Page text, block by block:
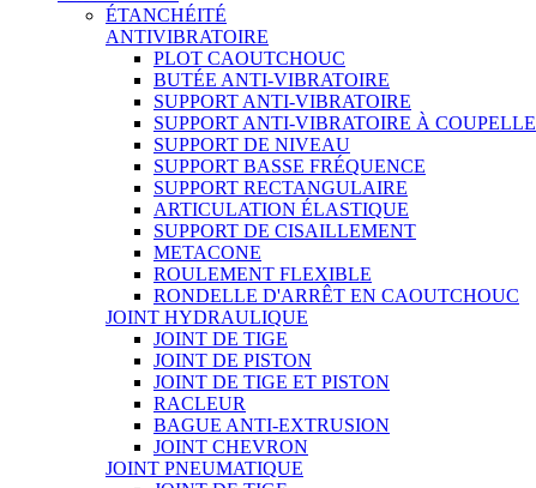
ÉTANCHÉITÉ
ANTIVIBRATOIRE
PLOT CAOUTCHOUC
BUTÉE ANTI-VIBRATOIRE
SUPPORT ANTI-VIBRATOIRE
SUPPORT ANTI-VIBRATOIRE À COUPELLE
SUPPORT DE NIVEAU
SUPPORT BASSE FRÉQUENCE
SUPPORT RECTANGULAIRE
ARTICULATION ÉLASTIQUE
SUPPORT DE CISAILLEMENT
METACONE
ROULEMENT FLEXIBLE
RONDELLE D'ARRÊT EN CAOUTCHOUC
JOINT HYDRAULIQUE
JOINT DE TIGE
JOINT DE PISTON
JOINT DE TIGE ET PISTON
RACLEUR
BAGUE ANTI-EXTRUSION
JOINT CHEVRON
JOINT PNEUMATIQUE